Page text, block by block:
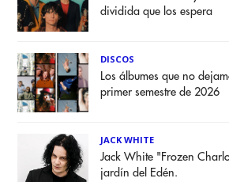
dividida que los espera
DISCOS
Los álbumes que no
primer semestre de 2026
JACK WHITE
Jack White "Frozen
jardín del Edén.